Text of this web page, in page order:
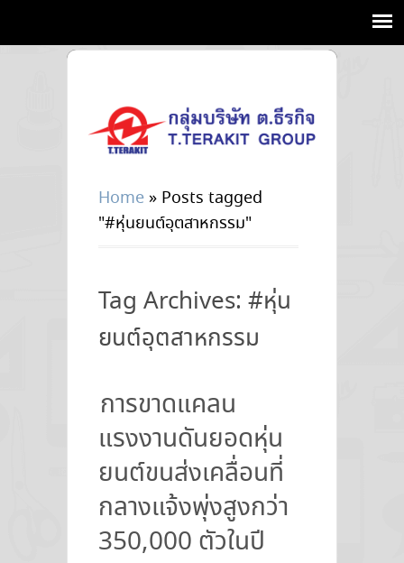
Home » Posts tagged
"#หุ่นยนต์อุตสาหกรรม"
Tag Archives: #หุ่น
ยนต์อุตสาหกรรม
การขาดแคลน
แรงงานดันยอดหุ่น
ยนต์ขนส่งเคลื่อนที่
กลางแจ้งพุ่งสูงกว่า
350,000 ตัวในปี